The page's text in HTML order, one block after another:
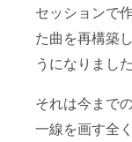
セッションで
た曲を再構築
うになりました
それは今まで
一線を画す全